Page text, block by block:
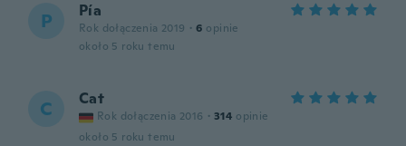
P Pía
Rok dołączenia 2019 · 6 opinie
około 5 roku temu
C Cat
Rok dołączenia 2016 · 314 opinie
około 5 roku temu